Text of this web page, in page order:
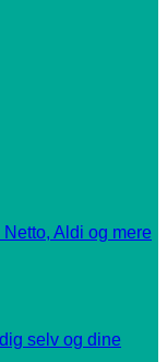
Aldi og mere
selv og dine